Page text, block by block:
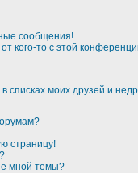
сообщения!
кого-то с этой
списках моих друзей и
страницу!
мной темы?